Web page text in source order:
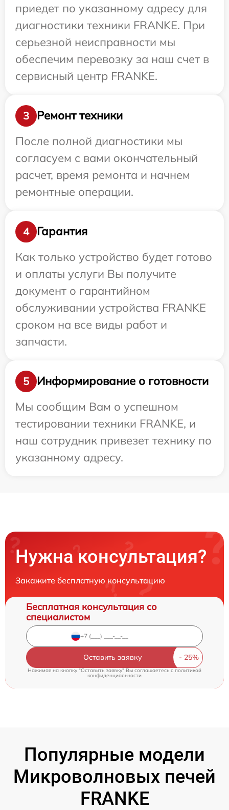
приедет по указанному адресу для
диагностики техники FRANKE. При
серьезной неисправности мы
обеспечим перевозку за наш счет в
сервисный центр FRANKE.
3
Ремонт техники
После полной диагностики мы
согласуем с вами окончательный
расчет, время ремонта и начнем
ремонтные операции.
4
Гарантия
Как только устройство будет готово
и оплаты услуги Вы получите
документ о гарантийном
обслуживании устройства FRANKE
сроком на все виды работ и
запчасти.
5
Информирование о готовности
Мы сообщим Вам о успешном
тестировании техники FRANKE, и
наш сотрудник привезет технику по
указанному адресу.
Нужна консультация?
Закажите бесплатную консультацию
Бесплатная консультация со
специалистом
Оставить заявку
Нажимая на кнопку "Оставить заявку" Вы соглашаетесь cполитикой
конфиденциальности
Популярные модели
Микроволновых печей
FRANKE